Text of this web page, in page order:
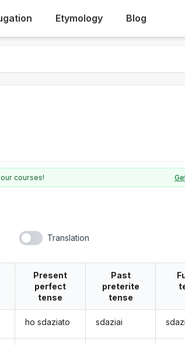
Etymology Blog
courses!
Translation
Present
perfect
tense
ho sdaziato
Past
preterite
tense
sdaziai